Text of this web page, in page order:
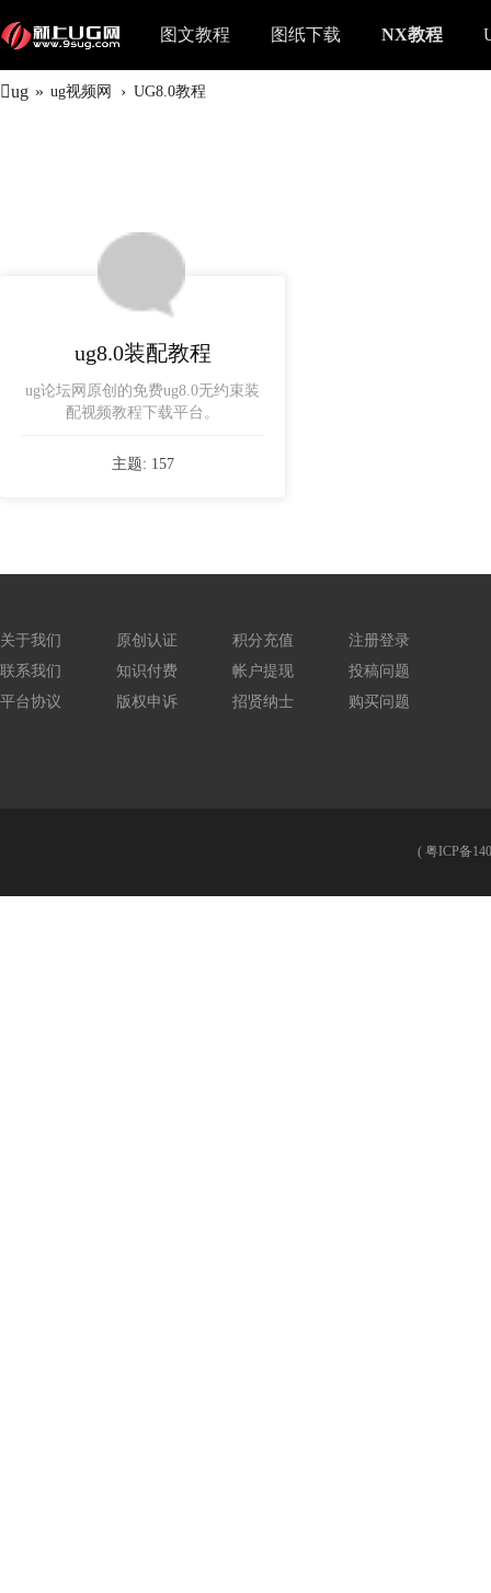
图文教程 图纸下载 NX教程
ug » ug视频网 › UG8.0教程
ug8.0装配教程
ug论坛网原创的免费ug8.0无约束装
配视频教程下载平台。
主题: 157
关于我们
联系我们
平台协议
原创认证
知识付费
版权申诉
积分充值
帐户提现
招贤纳士
注册登录
投稿问题
购买问题
( 粤ICP备